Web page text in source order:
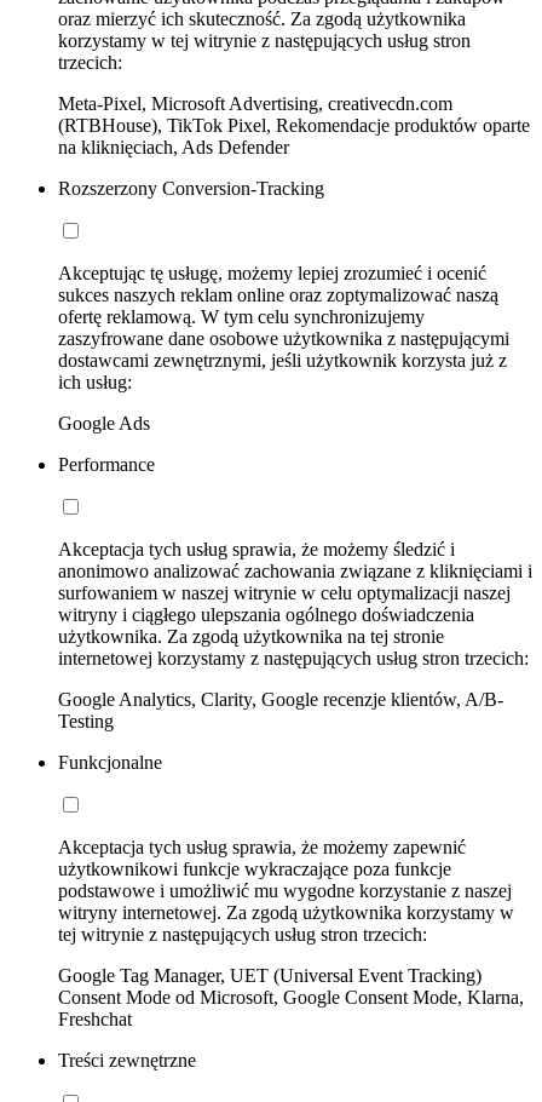
oraz mierzyć ich skuteczność. Za zgodą użytkownika
korzystamy w tej witrynie z następujących usług stron
trzecich:
Meta-Pixel, Microsoft Advertising, creativecdn.com
(RTBHouse), TikTok Pixel, Rekomendacje produktów oparte
na kliknięciach, Ads Defender
Rozszerzony Conversion-Tracking
Akceptując tę usługę, możemy lepiej zrozumieć i ocenić
sukces naszych reklam online oraz zoptymalizować naszą
ofertę reklamową. W tym celu synchronizujemy
zaszyfrowane dane osobowe użytkownika z następującymi
dostawcami zewnętrznymi, jeśli użytkownik korzysta już z
ich usług:
Google Ads
Performance
Akceptacja tych usług sprawia, że możemy śledzić i
anonimowo analizować zachowania związane z kliknięciami i
surfowaniem w naszej witrynie w celu optymalizacji naszej
witryny i ciągłego ulepszania ogólnego doświadczenia
użytkownika. Za zgodą użytkownika na tej stronie
internetowej korzystamy z następujących usług stron trzecich:
Google Analytics, Clarity, Google recenzje klientów, A/B-
Testing
Funkcjonalne
Akceptacja tych usług sprawia, że możemy zapewnić
użytkownikowi funkcje wykraczające poza funkcje
podstawowe i umożliwić mu wygodne korzystanie z naszej
witryny internetowej. Za zgodą użytkownika korzystamy w
tej witrynie z następujących usług stron trzecich:
Google Tag Manager, UET (Universal Event Tracking)
Consent Mode od Microsoft, Google Consent Mode, Klarna,
Freshchat
Treści zewnętrzne